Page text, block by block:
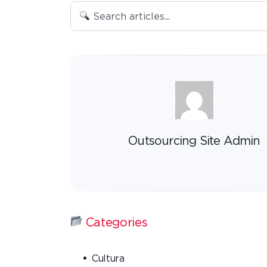
Outsourcing Site Admin
Categories
Cultura